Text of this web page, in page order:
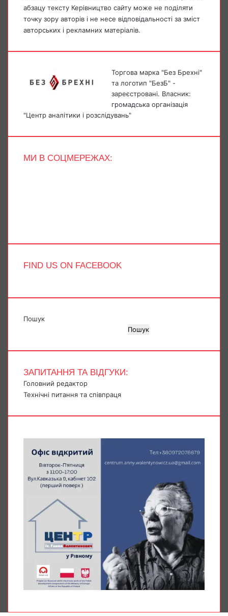
абзацу тексту Керівництво сайту може не поділяти
точку зору авторів і не несе відповідальності за зміст
авторських і рекламних матеріалів.
Торгова марка "Без Брехні"
та логотип "БезБ" -
зареєстровані. Власник:
громадська організація
"Центр аналітики і розслідувань"
МИ В СОЦМЕРЕЖАХ:
FIND US ON FACEBOOK
Пошук
Пошук
ЗАПИТАННЯ ТА ВІДГУКИ:
Головний редактор
Технічні питання та співпраця